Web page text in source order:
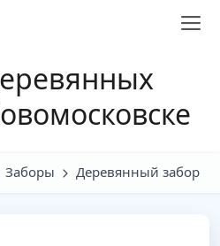
Заборы Деревянный забор